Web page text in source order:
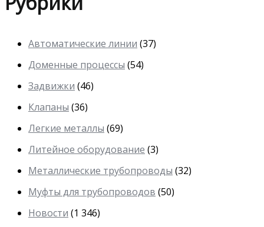
Автоматические линии (37)
Доменные процессы (54)
Задвижки (46)
Клапаны (36)
Легкие металлы (69)
Литейное оборудование (3)
Металлические трубопроводы (32)
Муфты для трубопроводов (50)
Новости (1 346)